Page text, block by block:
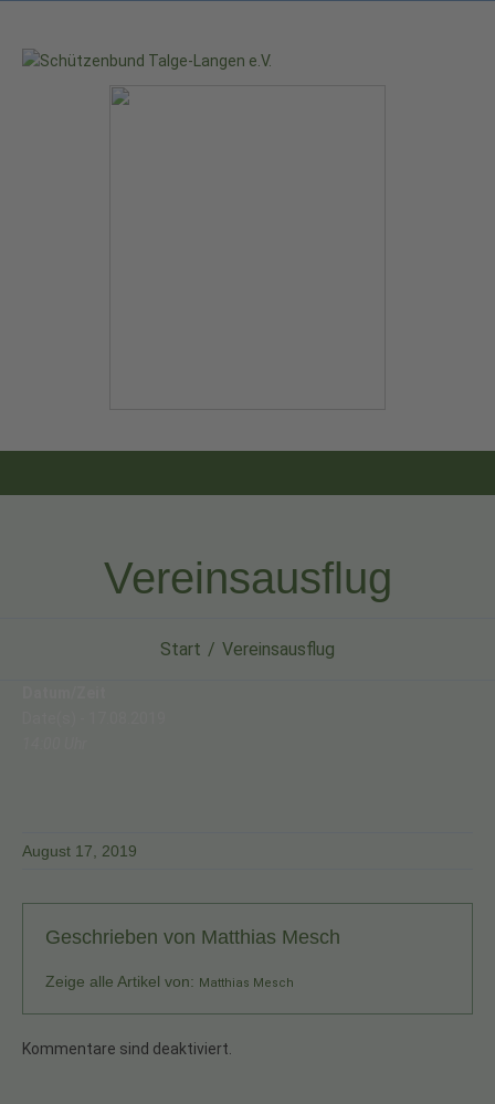
Vereinsausflug
Start Vereinsausflug
August 17, 2019
Geschrieben von Matthias Mesch
Zeige alle Artikel von: Matthias Mesch
Kommentare sind deaktiviert.